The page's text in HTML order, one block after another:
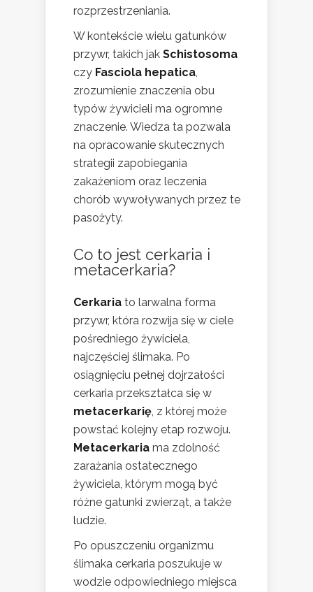
rozprzestrzeniania.
W kontekście wielu gatunków
przywr, takich jak Schistosoma
czy Fasciola hepatica
zrozumienie znaczenia obu
typów żywicieli ma ogromne
znaczenie. Wiedza ta pozwala
na opracowanie skutecznych
strategii zapobiegania
zakażeniom oraz leczenia
chorób wywoływanych przez te
pasożyty.
Co to jest cerkaria i
metacerkaria?
Cerkaria to larwalna forma
przywr, która rozwija się w ciele
pośredniego żywiciela,
najczęściej ślimaka. Po
osiągnięciu pełnej dojrzałości
cerkaria przekształca się w
metacerkarię , z której może
powstać kolejny etap rozwoju.
Metacerkaria ma zdolność
zarażania ostatecznego
żywiciela, którym mogą być
różne gatunki zwierząt, a także
ludzie.
Po opuszczeniu organizmu
ślimaka cerkaria poszukuje w
wodzie odpowiedniego miejsca